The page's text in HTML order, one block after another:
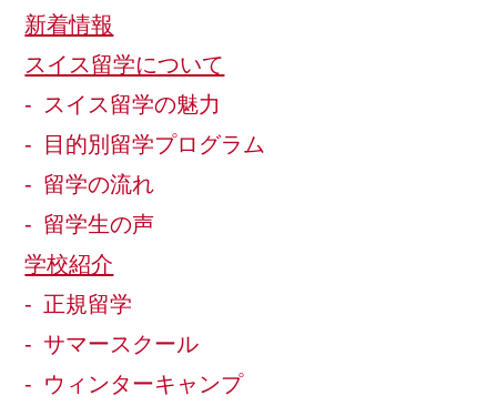
新着情報
スイス留学について
スイス留学の魅力
目的別留学プログラム
留学の流れ
留学生の声
学校紹介
正規留学
サマースクール
ウィンターキャンプ